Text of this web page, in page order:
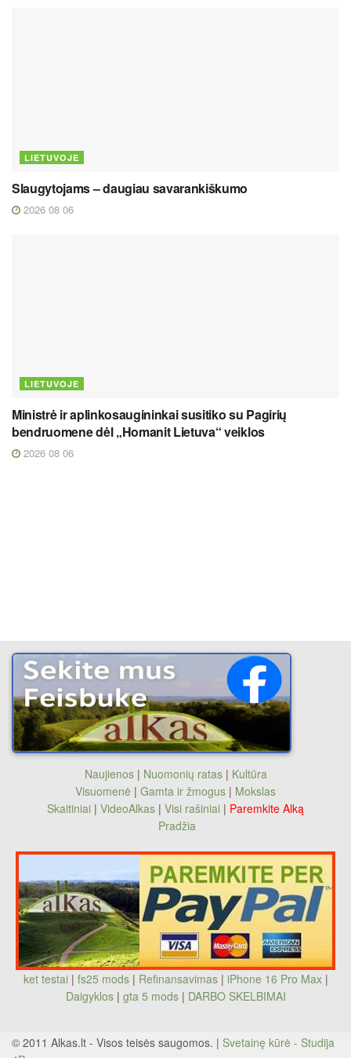
LIETUVOJE
Slaugytojams – daugiau savarankiškumo
2026 08 06
LIETUVOJE
Ministrė ir aplinkosaugininkai susitiko su Pagirių
bendruomene dėl „Homanit Lietuva“ veiklos
2026 08 06
Naujienos| Nuomonių ratas| Kultūra
Visuomenė | Gamta ir žmogus | Mokslas
Skaitiniai | VideoAlkas | Visi rašiniai | Paremkite Alką
Pradžia
ket testai | fs25 mods| Refinansavimas| iPhone 16 Pro Max|
Daigyklos| gta 5 mods | DARBO SKELBIMAI
© 2011 Alkas.lt - Visos teisės saugomos. | Svetainę kūrė - Studija